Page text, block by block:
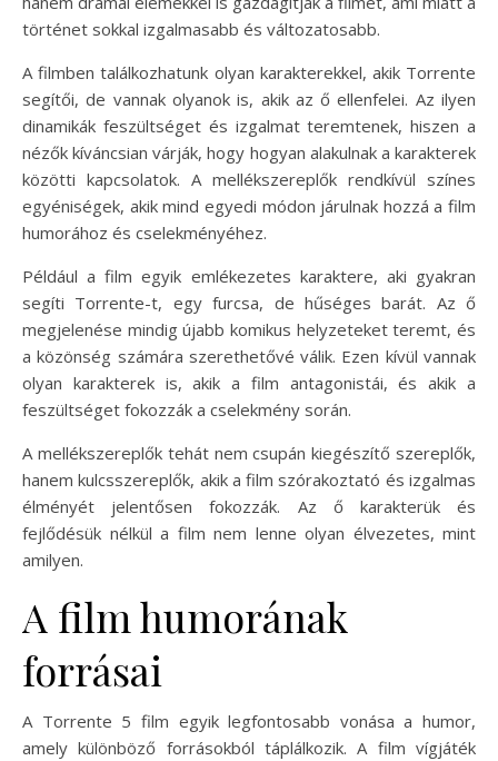
történet sokkal izgalmasabb és változatosabb.
A filmben találkozhatunk olyan karakterekkel, akik Torrente
segítői, de vannak olyanok is, akik az ő ellenfelei. Az ilyen
dinamikák feszültséget és izgalmat teremtenek, hiszen a
nézők kíváncsian várják, hogy hogyan alakulnak a karakterek
közötti kapcsolatok. A mellékszereplők rendkívül színes
egyéniségek, akik mind egyedi módon járulnak hozzá a film
humorához és cselekményéhez.
Például a film egyik emlékezetes karaktere, aki gyakran
segíti Torrente-t, egy furcsa, de hűséges barát. Az ő
megjelenése mindig újabb komikus helyzeteket teremt, és
a közönség számára szerethetővé válik. Ezen kívül vannak
olyan karakterek is, akik a film antagonistái, és akik a
feszültséget fokozzák a cselekmény során.
A mellékszereplők tehát nem csupán kiegészítő szereplők,
hanem kulcsszereplők, akik a film szórakoztató és izgalmas
élményét jelentősen fokozzák. Az ő karakterük és
fejlődésük nélkül a film nem lenne olyan élvezetes, mint
amilyen.
A film humorának
forrásai
A Torrente 5 film egyik legfontosabb vonása a humor,
amely különböző forrásokból táplálkozik. A film vígjáték